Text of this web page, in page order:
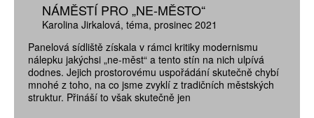
NÁMĚSTÍ PRO „NE-MĚSTO“
Karolina Jirkalová téma prosinec 2021
Panelová sídliště získala v rámci kritiky modernismu
nálepku jakýchsi „ne-měst“ a tento stín na nich ulpívá
dodnes. Jejich prostorovému uspořádání skutečně chybí
mnohé z toho, na co jsme zvyklí z tradičních městských
struktur. Přináší to však skutečně jen